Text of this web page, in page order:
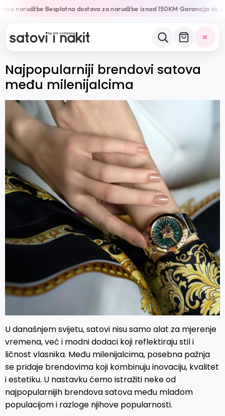
narudžbe•Besplatna dostava za narudžbe iznad 150KM•Garancija do 24
Najpopularniji brendovi satova
među milenijalcima
U današnjem svijetu, satovi nisu samo alat za mjerenje
vremena, već i modni dodaci koji reflektiraju stil i
ličnost vlasnika. Među milenijalcima, posebna pažnja
se pridaje brendovima koji kombinuju inovaciju, kvalitet
i estetiku. U nastavku ćemo istražiti neke od
najpopularnijih brendova satova među mlađom
populacijom i razloge njihove popularnosti.